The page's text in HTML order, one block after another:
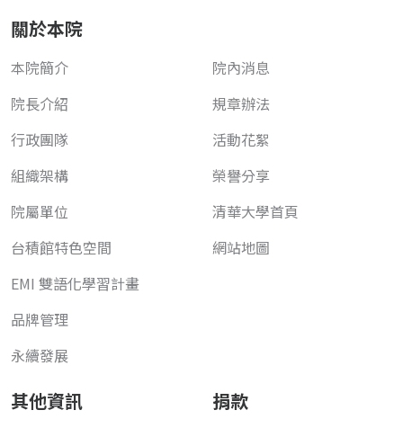
關於本院
本院簡介
院長介紹
行政團隊
組織架構
院屬單位
台積館特色空間
EMI 雙語化學習計畫
品牌管理
永續發展
院內消息
規章辦法
活動花絮
榮譽分享
清華大學首頁
網站地圖
其他資訊 捐款